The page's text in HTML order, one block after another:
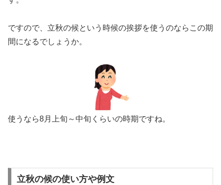
ですので、立秋の候という時候の挨拶を使うのならこの期
間になるでしょうか。
使うなら8月上旬～中旬くらいの時期ですね。
立秋の候の使い方や例文